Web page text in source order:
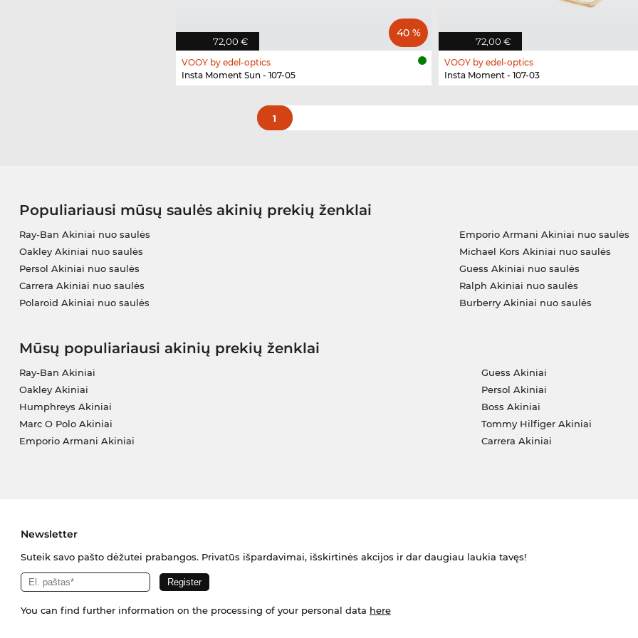
72,00 €
40 %
VOOY by edel-optics
Insta Moment Sun - 107-05
72,00 €
VOOY by edel-optics
Insta Moment - 107-03
1
Populiariausi mūsų saulės akinių prekių ženklai
Ray-Ban Akiniai nuo saulės
Oakley Akiniai nuo saulės
Persol Akiniai nuo saulės
Carrera Akiniai nuo saulės
Polaroid Akiniai nuo saulės
Emporio Armani Akiniai nuo saulės
Michael Kors Akiniai nuo saulės
Guess Akiniai nuo saulės
Ralph Akiniai nuo saulės
Burberry Akiniai nuo saulės
Mūsų populiariausi akinių prekių ženklai
Ray-Ban Akiniai
Oakley Akiniai
Humphreys Akiniai
Marc O Polo Akiniai
Emporio Armani Akiniai
Guess Akiniai
Persol Akiniai
Boss Akiniai
Tommy Hilfiger Akiniai
Carrera Akiniai
Newsletter
Suteik savo pašto dėžutei prabangos. Privatūs išpardavimai, išskirtinės akcijos ir dar daugiau laukia tavęs!
You can find further information on the processing of your personal data here